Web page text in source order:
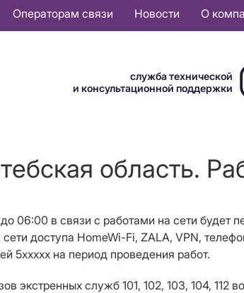
Операторам связи Новости О
служба технической
и консультационной поддержки
область.
06:00 в связи с работами на сети будет
доступа HomeWi-Fi, ZALA, VPN,
5ххххх на период проведения работ.
экстренных служб 101, 102, 103, 104,